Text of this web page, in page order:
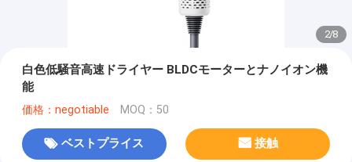
2/8
白色低騒音高速ドライヤー BLDCモーターとナノイオン機
能
価格：negotiable MOQ：50
ベストプライス 接触